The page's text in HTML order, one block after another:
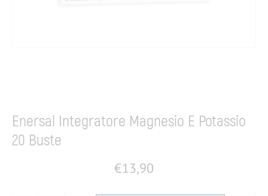
Enersal Integratore Magnesio E Potassio
20 Buste
€13,90